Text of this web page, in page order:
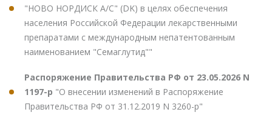
"НОВО НОРДИСК А/С" (DK) в целях обеспечения
населения Российской Федерации лекарственными
препаратами с международным непатентованным
наименованием "Семаглутид""
Распоряжение Правительства РФ от 23.05.2026 N
1197-р "О внесении изменений в Распоряжение
Правительства РФ от 31.12.2019 N 3260-р"